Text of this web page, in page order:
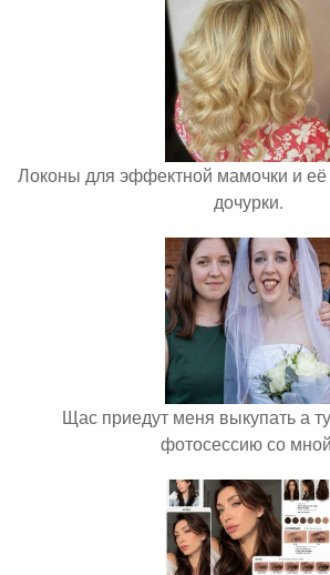
Локоны для эффектной мамочки и
дочурки.
Щас приедут меня выкупать а
фотосессию со